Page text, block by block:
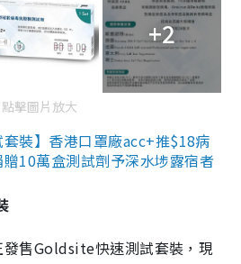
+2
點擊圖片放大
裝】香港口罩廠acc+推$18病
10萬盒測試劑予深水埗露宿者
售Goldsite快速測試套裝，現